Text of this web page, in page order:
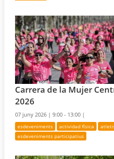
Carrera de la Mujer
2026
07 juny 2026 |9:00 - 13:00 |
esdeveniments actividad física
esdeveniments participatius